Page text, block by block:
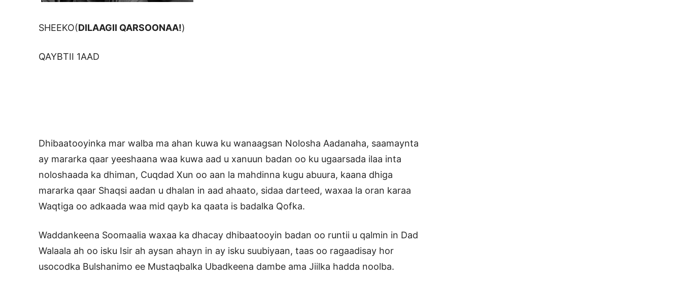
SHEEKO(DILAAGII QARSOONAA!)
QAYBTII 1AAD
Dhibaatooyinka mar walba ma ahan kuwa ku wanaagsan Nolosha Aadanaha, saamaynta
ay mararka qaar yeeshaana waa kuwa aad u xanuun badan oo ku ugaarsada ilaa inta
noloshaada ka dhiman, Cuqdad Xun oo aan la mahdinna kugu abuura, kaana dhiga
mararka qaar Shaqsi aadan u dhalan in aad ahaato, sidaa darteed, waxaa la oran karaa
Waqtiga oo adkaada waa mid qayb ka qaata is badalka Qofka.
Waddankeena Soomaalia waxaa ka dhacay dhibaatooyin badan oo runtii u qalmin in Dad
Walaala ah oo isku Isir ah aysan ahayn in ay isku suubiyaan, taas oo ragaadisay hor
usocodka Bulshanimo ee Mustaqbalka Ubadkeena dambe ama Jiilka hadda noolba.